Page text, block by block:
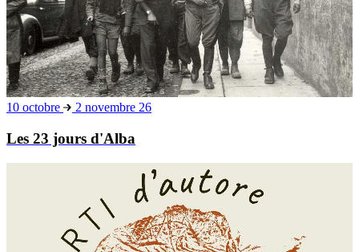
10 octobre 2 novembre 26
Les 23 jours d'Alba